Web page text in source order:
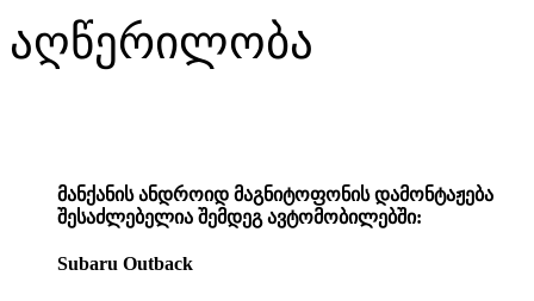
აღწერილობა
მანქანის ანდროიდ მაგნიტოფონის დამონტაჟება
შესაძლებელია შემდეგ ავტომობილებში:
Subaru Outback